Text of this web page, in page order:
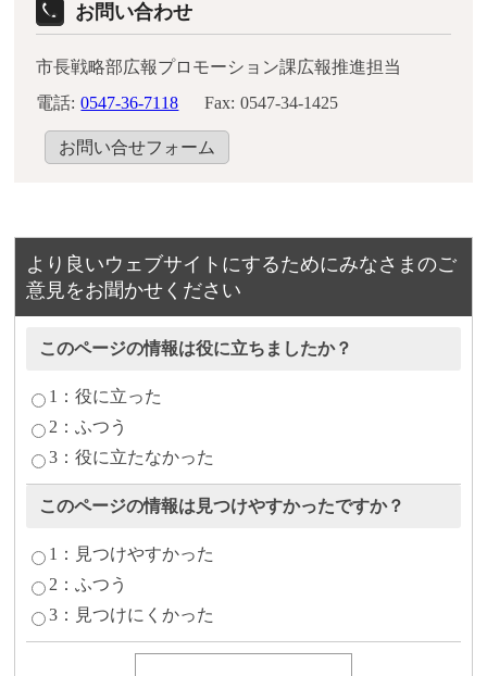
お問い合わせ
市長戦略部広報プロモーション課広報推進担当
電話: 0547-36-7118 Fax: 0547-34-1425
お問い合せフォーム
より良いウェブサイトにするためにみなさまのご
意見をお聞かせください
このページの情報は役に立ちましたか？
1：役に立った
2：ふつう
3：役に立たなかった
このページの情報は見つけやすかったですか？
1：見つけやすかった
2：ふつう
3：見つけにくかった